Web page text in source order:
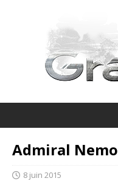
Admiral Nemo
8 juin 2015